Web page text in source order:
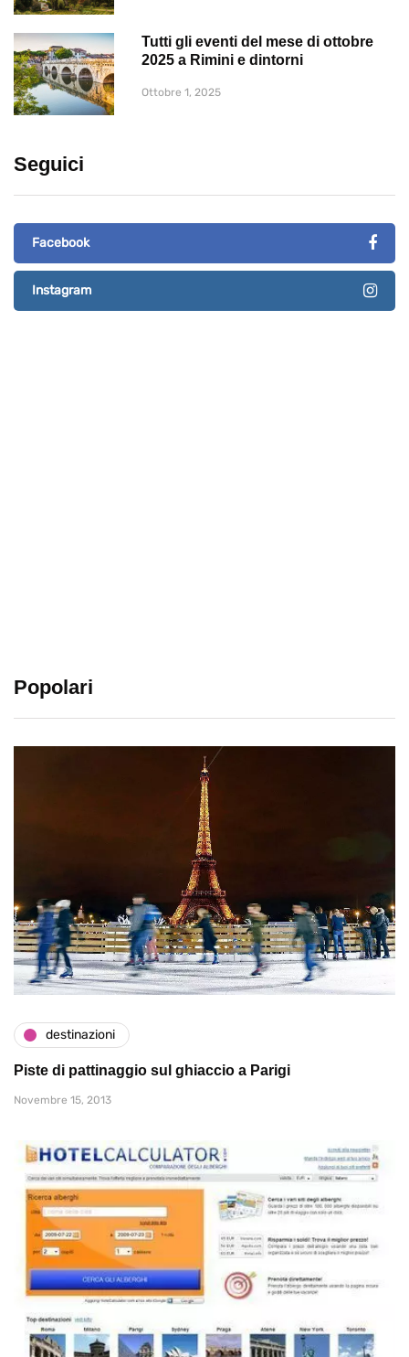
Tutti gli eventi del mese di ottobre
2025 a Rimini e dintorni
Ottobre 1, 2025
Seguici
Facebook
Instagram
Popolari
destinazioni
Piste di pattinaggio sul ghiaccio a Parigi
Novembre 15, 2013